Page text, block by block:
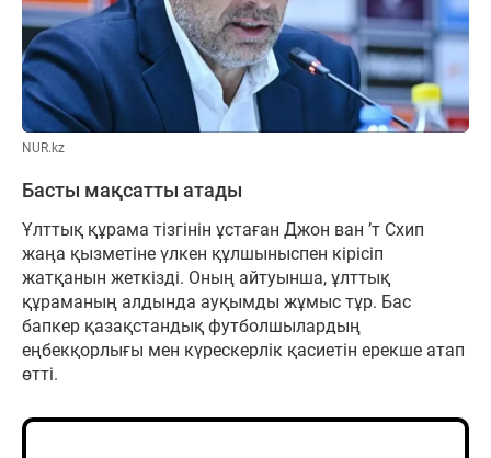
NUR.kz
Басты мақсатты атады
Ұлттық құрама тізгінін ұстаған Джон ван ’т Схип
жаңа қызметіне үлкен құлшыныспен кірісіп
жатқанын жеткізді. Оның айтуынша, ұлттық
құраманың алдында ауқымды жұмыс тұр. Бас
бапкер қазақстандық футболшылардың
еңбекқорлығы мен күрескерлік қасиетін ерекше атап
өтті.